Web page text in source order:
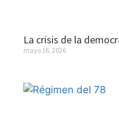
La crisis de la
mayo 16, 2026